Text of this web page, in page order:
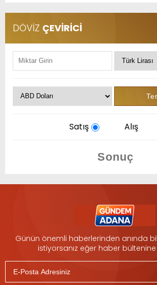
DÖVİZ ÇEVİRİCİ
Satış Alış
Günün önemli haberlerinden anında
istiyorsanız eğer haber